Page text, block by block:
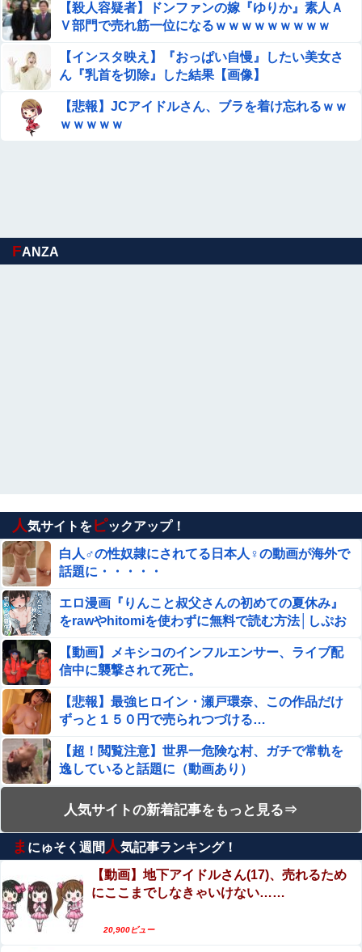
【殺人容疑者】ドンファンの嫁『ゆりか』素人Ａ
Ｖ部門で売れ筋一位になるｗｗｗｗｗｗｗｗｗ
【インスタ映え】『おっぱい自慢』したい美女さ
ん『乳首を切除』した結果【画像】
【悲報】JCアイドルさん、ブラを着け忘れるｗｗ
ｗｗｗｗｗ
FANZA
人気サイトをピックアップ！
白人♂の性奴隷にされてる日本人♀の動画が海外で
話題に・・・・・
エロ漫画『りんこと叔父さんの初めての夏休み』
をrawやhitomiを使わずに無料で読む方法│しぷお
【動画】メキシコのインフルエンサー、ライブ配
信中に襲撃されて死亡。
【悲報】最強ヒロイン・瀬戸環奈、この作品だけ
ずっと１５０円で売られつづける…
【超！閲覧注意】世界一危険な村、ガチで常軌を
逸していると話題に（動画あり）
【流出】清楚系女子大生、裏でこんなハードコア
セ○クスしてたとか嘘だろ…（動画あり）
エロ漫画『改変おじさん』をrawやhitomiを使わず
に無料で読む方法│スタジオサウスポー
【話題】河内長野市で警官が包丁男に発砲したシ
ーンのモザ無し映像が公開される。
人気サイトの新着記事をもっと見る⇒
ま にゅそく週間 人気記事ランキング！
【動画】地下アイドルさん(17)、売れるため
にここまでしなきゃいけない……
20,900ビュー